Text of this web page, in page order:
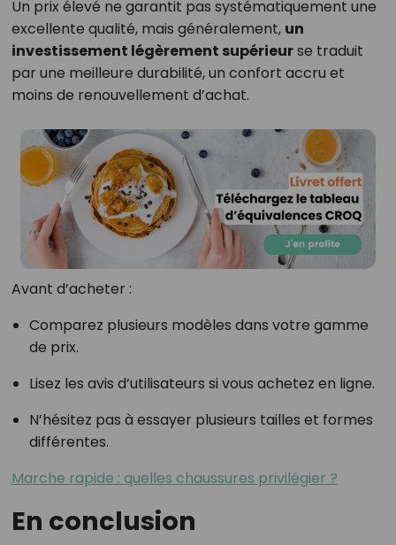
Un prix élevé ne garantit pas systématiquement une
excellente qualité, mais généralement, un
investissement légèrement supérieurse traduit
par une meilleure durabilité, un confort accru et
moins de renouvellement d’achat.
Avant d’acheter :
Comparez plusieurs modèles dans votre gamme
de prix.
Lisez les avis d’utilisateurs si vous achetez en ligne.
N’hésitez pas à essayer plusieurs tailles et formes
différentes.
Marche rapide : quelles chaussures privilégier ?
En conclusion